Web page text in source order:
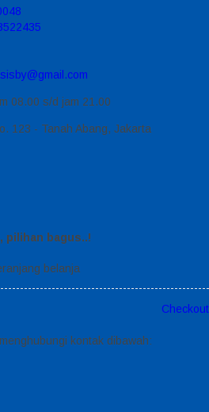
08.00 s/d jam 21.00
123 - Tanah Abang, Jakarta
pilihan bagus..!
belanja
Checkout
kontak dibawah: